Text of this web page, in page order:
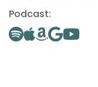
Podcast: